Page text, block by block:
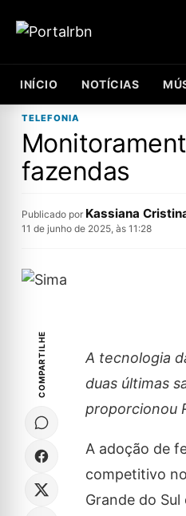
INÍCIO NOTÍCIAS
TELEFONIA
fazendas
Publicado por Kassiana
11 de junho de 2025, às 11:28
COMPARTILHE
A tecnologia
duas últimas
proporcionou
A adoção de
competitivo
Grande do